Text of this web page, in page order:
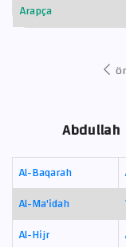
Arapça
Abdullah
Al-Baqarah
Al-Ma'idah
Al-Hijr